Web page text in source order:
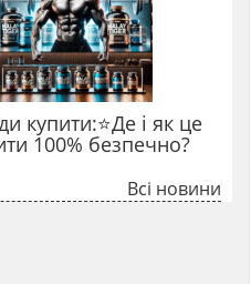
купити:⭐Де і як це
100% безпечно?
Всі новини